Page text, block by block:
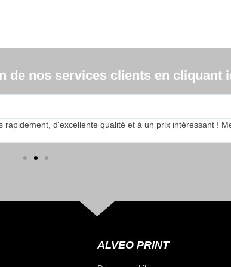
de nos services clients en cliquant
d'excellente qualité et à un prix intéressant !
ALVEO PRINT